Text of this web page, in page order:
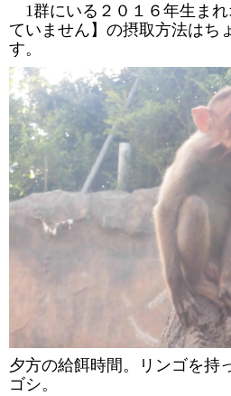
1群にいる２０１６年生ま
ていません】の摂取方法はち
す。
夕方の給餌時間。リンゴを持
ゴシ。